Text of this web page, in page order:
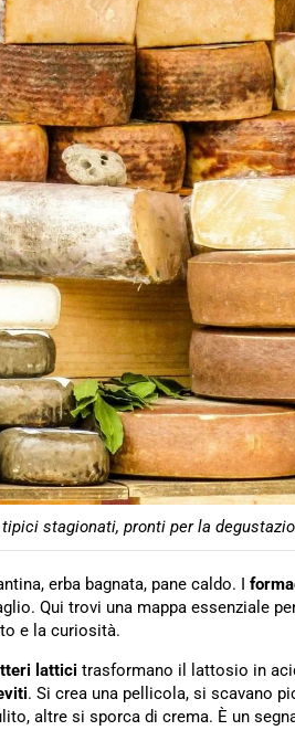
stagionati, pronti per la
erba bagnata, pane caldo. I
Qui trovi una mappa essenziale
e la curiosità.
lattici trasformano il lattosio in
. Si crea una pellicola, si scavano
altre si sporca di crema. È un